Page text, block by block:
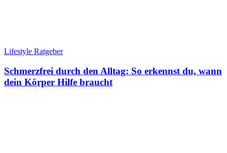
Lifestyle Ratgeber
Schmerzfrei durch den Alltag: So erkennst du, wann
dein Körper Hilfe braucht